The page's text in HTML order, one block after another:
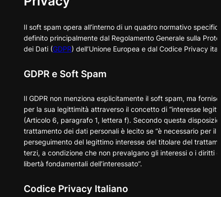
Il soft spam opera all’interno di un quadro normativo
definito principalmente dal Regolamento Generale sulla
dei Dati (GDPR) dell’Unione Europea e dal Codice Privacy
GDPR e Soft Spam
Il GDPR non menziona esplicitamente il soft spam, ma
per la sua legittimità attraverso il concetto di “interesse
(Articolo 6, paragrafo 1, lettera f). Secondo questa
trattamento dei dati personali è lecito se “è necessario per il
perseguimento del legittimo interesse del titolare del
terzi, a condizione che non prevalgano gli interessi o i diritti
libertà fondamentali dell’interessato”.
Codice Privacy Italiano